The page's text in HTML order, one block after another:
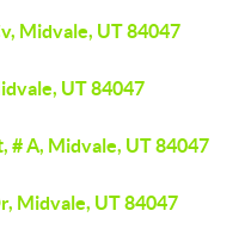
Midvale, UT 84047
UT 84047
# A, Midvale, UT 84047
Midvale, UT 84047